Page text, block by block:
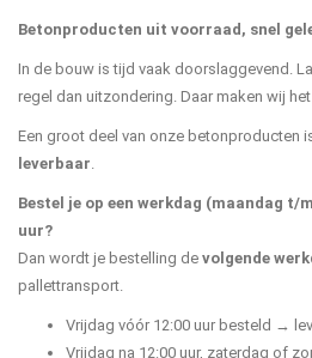
Betonproducten uit voorraad, snel
In de bouw is tijd vaak doorslaggevend.
regel dan uitzondering. Daar maken wij
Een groot deel van onze betonproducten
leverbaar.
Bestel je op een werkdag (maandag t/
uur?
Dan wordt je bestelling de volgende
pallettransport.
Vrijdag vóór 12:00 uur besteld →
Vrijdag na 12:00 uur, zaterdag of